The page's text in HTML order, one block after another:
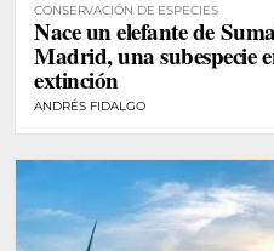
CONSERVACIÓN DE ESPECIES
Nace un elefante de
Madrid, una subespecie
extinción
ANDRÉS FIDALGO